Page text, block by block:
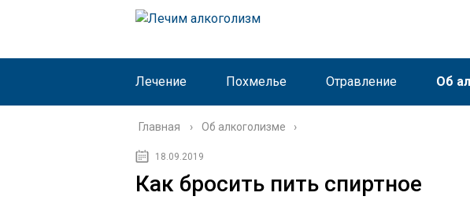
Лечение Похмелье Отравление Об
Главная › Об алкоголизме
18.09.2019
Как бросить пить спиртное